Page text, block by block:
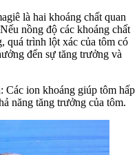
là hai khoáng chất quan
nồng độ các khoáng chất
quá trình lột xác của tôm có
đến sự tăng trưởng và
Các ion khoáng giúp tôm hấp
năng tăng trưởng của tôm.